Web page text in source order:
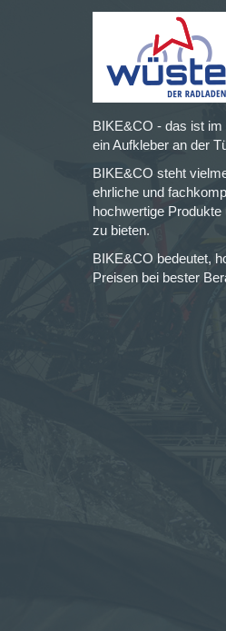
BIKE&CO - das ist
ein Aufkleber an der
BIKE&CO steht
ehrliche und
hochwertige
zu bieten.
BIKE&CO bedeutet,
Preisen bei bester